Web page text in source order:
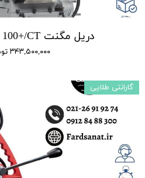
دریل مگنت ECO 100+/CT یوروبور
۳۴۳,۵۰۰,۰۰۰ تومان
گارانتی طلایی